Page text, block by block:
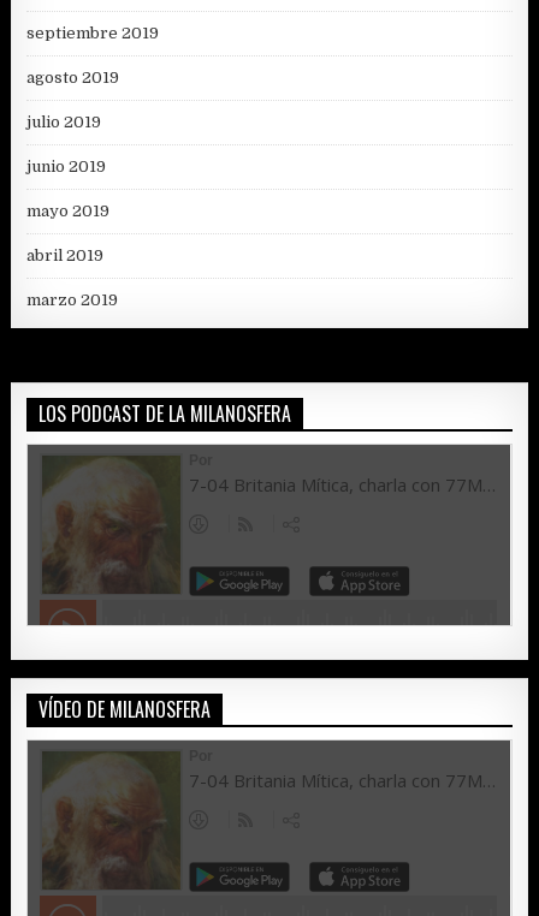
septiembre 2019
agosto 2019
julio 2019
junio 2019
mayo 2019
abril 2019
marzo 2019
LOS PODCAST DE LA MILANOSFERA
VÍDEO DE MILANOSFERA